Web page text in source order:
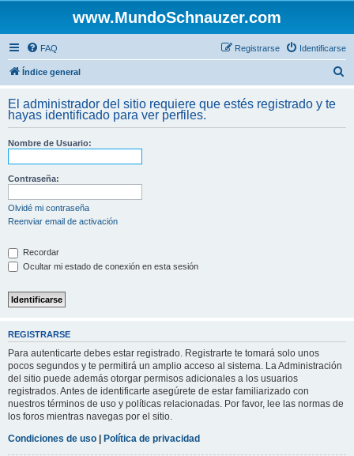
www.MundoSchnauzer.com
FAQ Identificarse
Registrarse
Índice general
c
El administrador del sitio requiere que estés registrado y te
hayas identificado para ver perfiles.
Nombre de Usuario:
Contraseña:
Olvidé mi contraseña
Reenviar email de activación
Recordar
Ocultar mi estado de conexión en esta sesión
REGISTRARSE
Para autenticarte debes estar registrado. Registrarte te tomará solo unos
pocos segundos y te permitirá un amplio acceso al sistema. La Administración
del sitio puede además otorgar permisos adicionales a los usuarios
registrados. Antes de identificarte asegúrete de estar familiarizado con
nuestros términos de uso y políticas relacionadas. Por favor, lee las normas de
los foros mientras navegas por el sitio.
Condiciones de uso | Política de privacidad